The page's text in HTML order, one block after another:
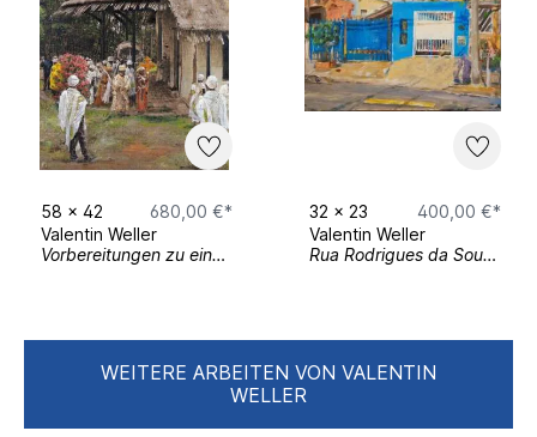
58 x 42
680,00 €*
Valentin Weller
Vorbereitungen zu einer Prozession am Palast von Kaiser Menelik II.
32 x 23
400,00 €*
Valentin Weller
Rua Rodrigues da Souza No.4
WEITERE ARBEITEN VON VALENTIN
WELLER